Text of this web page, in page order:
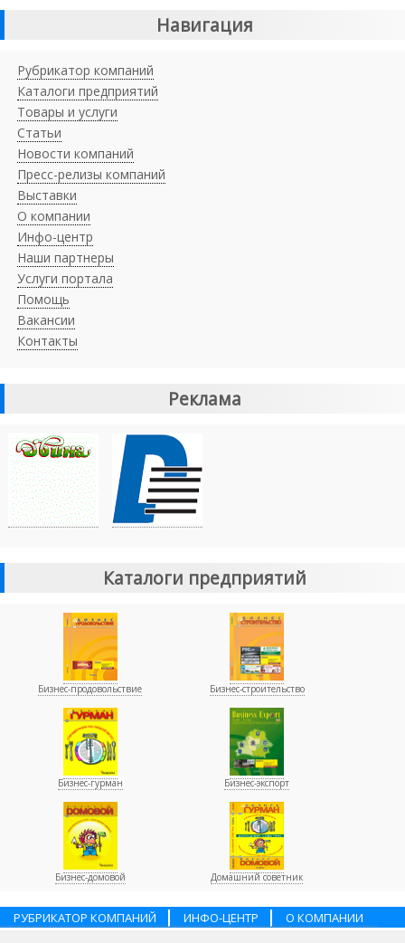
Навигация
Рубрикатор компаний
Каталоги предприятий
Товары и услуги
Статьи
Новости компаний
Пресс-релизы компаний
Выставки
О компании
Инфо-центр
Наши партнеры
Услуги портала
Помощь
Вакансии
Контакты
Реклама
Каталоги предприятий
Бизнес-продовольствие Бизнес-строительство
Бизнес-гурман Бизнес-экспорт
Бизнес-домовой Домашний советник
РУБРИКАТОР КОМПАНИЙ ИНФО-ЦЕНТР
О КОМПАНИИ